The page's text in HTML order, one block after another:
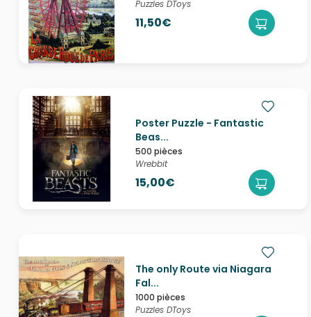
Puzzles DToys
11,50€
Poster Puzzle - Fantastic
Beas...
500 pièces
Wrebbit
15,00€
The only Route via Niagara
Fal...
1000 pièces
Puzzles DToys